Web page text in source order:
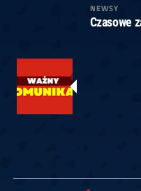
NEWSY
Czasowe